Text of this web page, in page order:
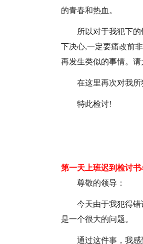
的青春和热血。
所以对于我犯下
下决心,一定要痛改前
再发生类似的事情。请
在这里再次对我
特此检讨!
第一天上班迟到检讨书
尊敬的领导：
今天由于我犯得
是一个很大的问题。
通过这件事，我